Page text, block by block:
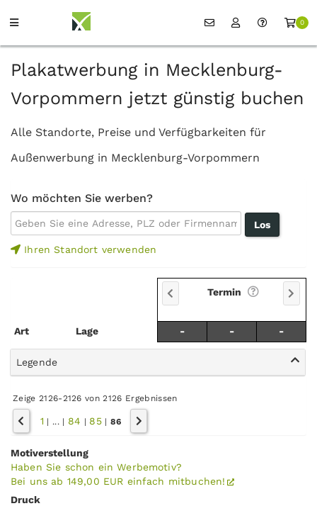
0
Plakatwerbung in Mecklenburg-
Vorpommern jetzt günstig buchen
Alle Standorte, Preise und Verfügbarkeiten für
Außenwerbung in Mecklenburg-Vorpommern
Wo möchten Sie werben?
Ihren Standort verwenden
Art Lage
Termin
- - -
Legende
Zeige 2126-2126 von 2126 Ergebnissen
1 | ... | 84 | 85| 86
Motiverstellung
Haben Sie schon ein Werbemotiv?
Bei uns ab 149,00 EUR einfach mitbuchen!
Druck